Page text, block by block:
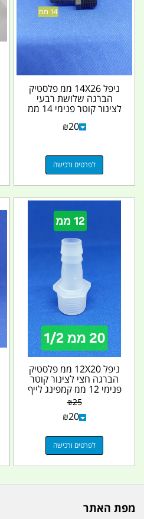
ניפל 14X26 ממ פלסטיק
הברגה שלושת רבעי
לצינור קוטר פנימי 14 ממ
קמפינג לייף
₪20
לפרטים ורכישה
ניפל 12X20 ממ פלסטיק
הברגה חצי לצינור קוטר
פנימי 12 ממ קמפינג לייף
₪25
₪20
לפרטים ורכישה
מפת האתר